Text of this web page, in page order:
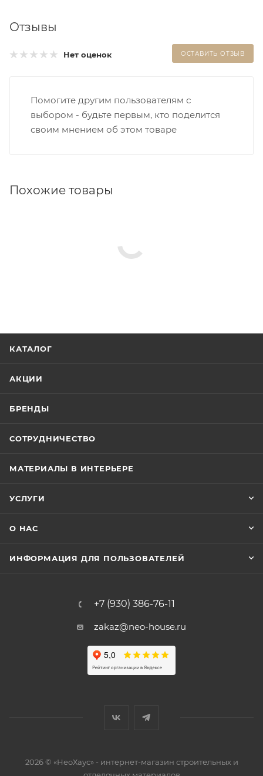
Отзывы
Нет оценок ОСТАВИТЬ ОТЗЫВ
Помогите другим пользователям с
выбором - будьте первым, кто поделится
своим мнением об этом товаре
Похожие товары
КАТАЛОГ
АКЦИИ
БРЕНДЫ
СОТРУДНИЧЕСТВО
МАТЕРИАЛЫ В ИНТЕРЬЕРЕ
УСЛУГИ
О НАС
ИНФОРМАЦИЯ ДЛЯ ПОЛЬЗОВАТЕЛЕЙ
+7 (930) 386-76-11
zakaz@neo-house.ru
2026 © «НеоХаус» - интернет-магазин строительных и